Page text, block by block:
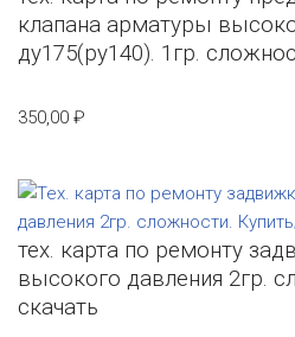
клапана арматуры
ду175(ру140). 1гр.
350,00 ₽
тех. карта по ремонту
высокого давления 2гр.
скачать